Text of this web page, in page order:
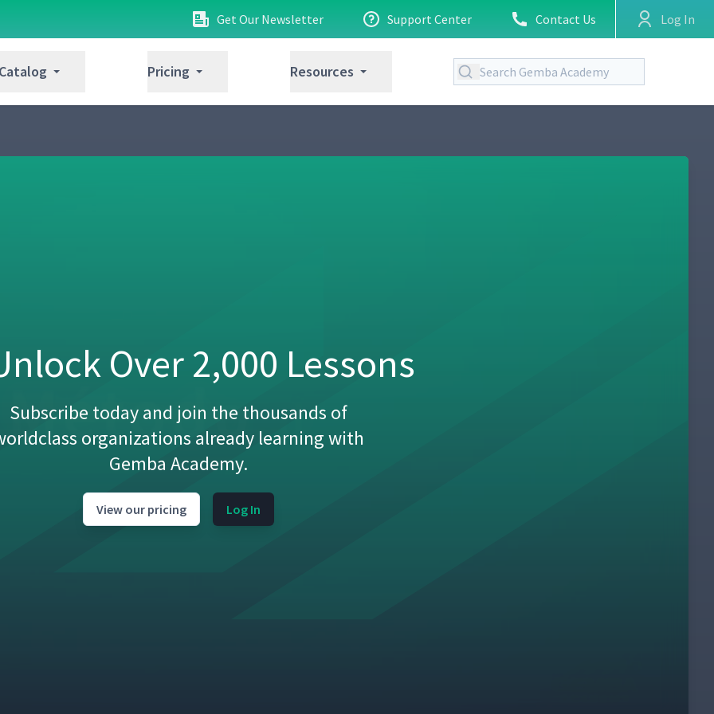
Get Our Newsletter Support Center Contact Us Log In
Pricing Resources
Over 2,000 Lessons
Subscribe today and join the thousands of
organizations already learning with
Gemba Academy.
View our pricing Log In